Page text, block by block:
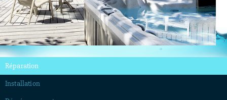
Réparation
Installation